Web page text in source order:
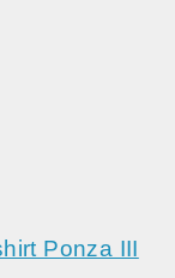
Ponza III